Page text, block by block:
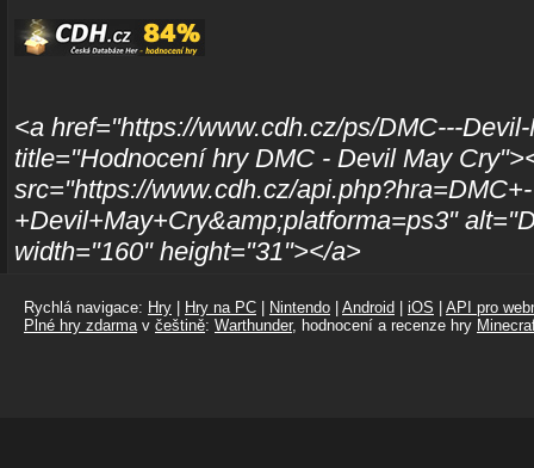
<a href="https://www.cdh.cz/ps/DMC---
title="Hodnocení hry DMC - Devil May
src="https://www.cdh.cz/api.php?hra=DMC+-
+Devil+May+Cry&amp;platforma=ps3"
width="160" height="31"></a>
Rychlá navigace: Hry Hry na PC Nintendo Android iOS
API pro
Plné hry zdarma v češtině: Warthunder, hodnocení a recenze hry